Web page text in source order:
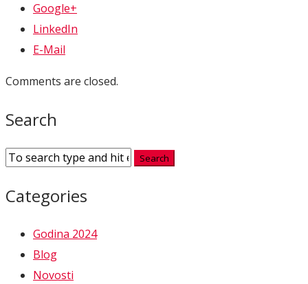
Google+
LinkedIn
E-Mail
Comments are closed.
Search
Categories
Godina 2024
Blog
Novosti